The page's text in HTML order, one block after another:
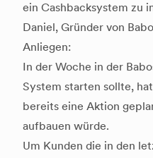
ein Cashbacksystem zu
Daniel, Gründer von
Anliegen:
In der Woche in der
System starten sollte,
bereits eine Aktion
aufbauen würde.
Um Kunden die in den